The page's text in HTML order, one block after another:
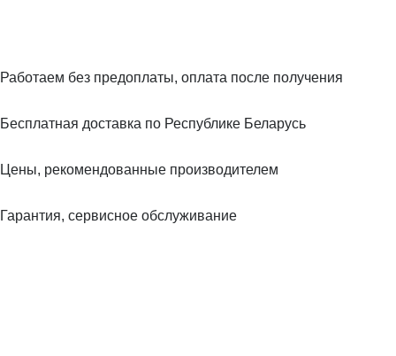
Работаем без предоплаты, оплата после получения
Бесплатная доставка по Республике Беларусь
Цены, рекомендованные производителем
Гарантия, сервисное обслуживание